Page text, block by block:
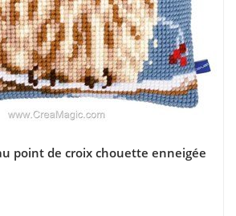
point de croix chouette enneigée